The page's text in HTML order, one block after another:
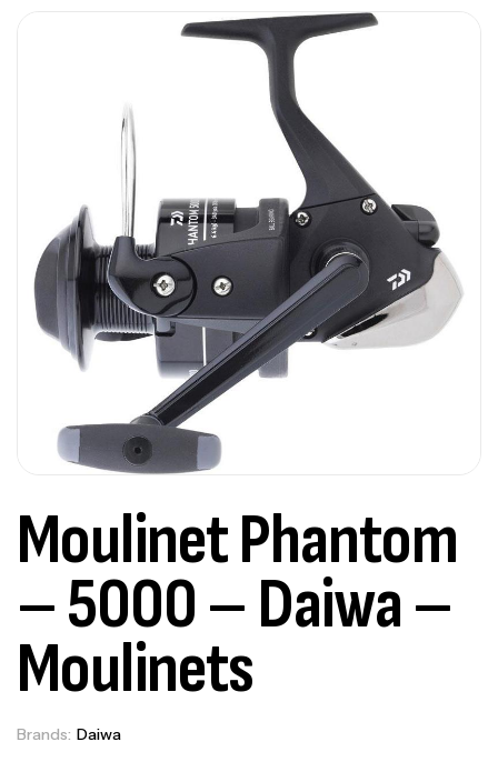
Moulinet Phantom
– 5000 – Daiwa –
Moulinets
Brands: Daiwa